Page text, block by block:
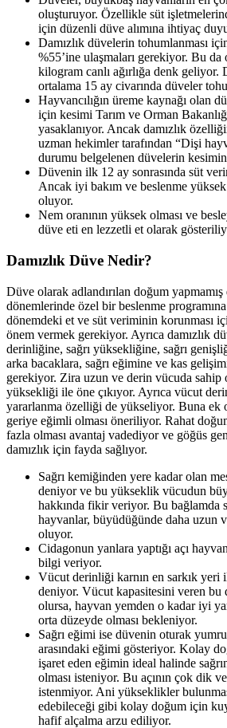
oluşturuyor. Özellikle süt
için düzenli düve alımına ihtiyaç
Damızlık düvelerin tohumlanması
%55’ine ulaşmaları gerekiyor. Bu
kilogram canlı ağırlığa denk geliyor.
ortalama 15 ay civarında düveler
Hayvancılığın üreme kaynağı olan
için kesimi Tarım ve Orman
yasaklanıyor. Ancak damızlık
uzman hekimler tarafından “Dişi
durumu belgelenen düvelerin
Düvenin ilk 12 ay sonrasında süt
Ancak iyi bakım ve beslenme
oluyor.
Nem oranının yüksek olması ve
düve eti en lezzetli et olarak
Damızlık Düve Nedir?
Düve olarak adlandırılan doğum yapmamış
dönemlerinde özel bir beslenme
dönemdeki et ve süt veriminin korunması
önem vermek gerekiyor. Ayrıca damızlık
derinliğine, sağrı yüksekliğine, sağrı
arka bacaklara, sağrı eğimine ve kas
gerekiyor. Zira uzun ve derin vücuda sahip
yüksekliği ile öne çıkıyor. Ayrıca vücut
yararlanma özelliği de yükseliyor. Buna ek
geriye eğimli olması öneriliyor. Rahat
fazla olması avantaj vadediyor ve göğüs
damızlık için fayda sağlıyor.
Sağrı kemiğinden yere kadar olan
deniyor ve bu yükseklik vücudun
hakkında fikir veriyor. Bu bağlamda
hayvanlar, büyüdüğünde daha uzun
oluyor.
Cidagonun yanlara yaptığı açı
bilgi veriyor.
Vücut derinliği karnın en sarkık yeri
deniyor. Vücut kapasitesini veren bu
olursa, hayvan yemden o kadar iyi
orta düzeyde olması bekleniyor.
Sağrı eğimi ise düvenin oturak
arasındaki eğimi gösteriyor. Kolay
işaret eden eğimin ideal halinde
olması isteniyor. Bu açının çok dik
istenmiyor. Ani yükseklikler
edebileceği gibi kolay doğum için
hafif alçalma arzu ediliyor.